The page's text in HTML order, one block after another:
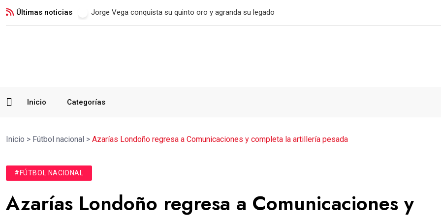
Últimas noticias Real Madrid blinda a Vinicius Jr. hasta 2032
Inicio Categorías
Inicio > Fútbol nacional > Azarías Londoño regresa a Comunicaciones y completa la artillería pesada
#FÚTBOL NACIONAL
Azarías Londoño regresa a Comunicaciones y